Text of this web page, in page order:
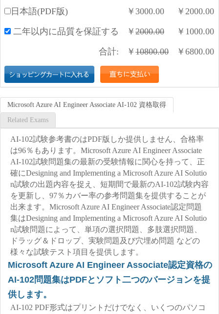
日本語(PDF版) ￥ 3000.00 ￥ 2000.00
二年以内に品質を保証する ￥ 2000.00 ￥ 1000.00
合計: ￥ 10800.00 ￥ 6800.00
Microsoft Azure AI Engineer Associate AI-102 資格取得
Related Exams
AI-102試験参考書のはPDF版しか提供しません、合格率
は96％もあります。Microsoft Azure AI Engineer Associate
AI-102試験問題集の最新の受験情報に関心を持って、正
確にDesigning and Implementing a Microsoft Azure AI Solutio
n試験の出題内容を捉え、短期間で最新のAI-102試験内容
を更新し、97％カバー率の参考問題集を提供することが
出来ます。Microsoft Azure AI Engineer Associate認定問題
集はDesigning and Implementing a Microsoft Azure AI Solutio
n試験問題によって、単項の選択問題、多肢選択問題、
ドラッグ＆ドロップ、実験問題及び穴埋め問題 などの
様々な試験テスト項目を提供します。
Microsoft Azure AI Engineer Associate認定資格の
AI-102問題集はPDFとソフト二つのバージョンを提
供します。
AI-102 PDF形式はプリントだけでなく、いくつのパソコ